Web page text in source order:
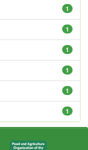
1
1
1
1
1
1